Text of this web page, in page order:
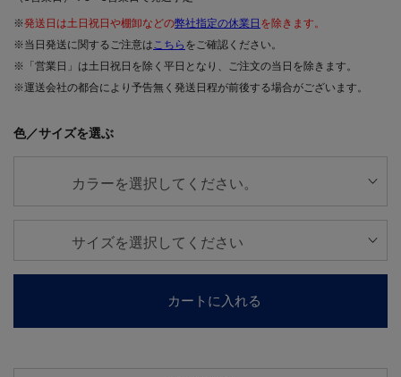
※発送日は土日祝日や棚卸などの弊社指定の休業日 を除きます。
※当日発送に関するご注意はこちら をご確認ください。
※「営業日」は土日祝日を除く平日となり、ご注文の当日を除きます。
※運送会社の都合により予告無く発送日程が前後する場合がございます。
色／サイズを選ぶ
カートに入れる